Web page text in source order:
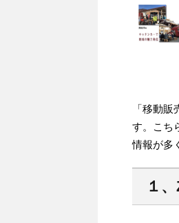
「移動
す。こち
情報が多
１